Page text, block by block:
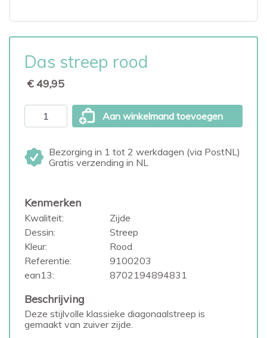
Das streep rood
€ 49,95
Aan winkelmand toevoegen
Bezorging in 1 tot 2 werkdagen (via PostNL)
Gratis verzending in NL
Kenmerken
Kwaliteit:
Zijde
Dessin:
Streep
Kleur:
Rood
Referentie:
9100203
ean13:
8702194894831
Beschrijving
Deze stijlvolle klassieke diagonaalstreep is
gemaakt van zuiver zijde.